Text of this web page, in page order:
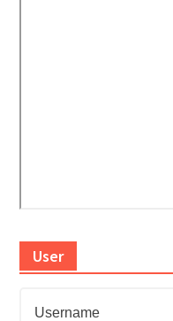
User
Username